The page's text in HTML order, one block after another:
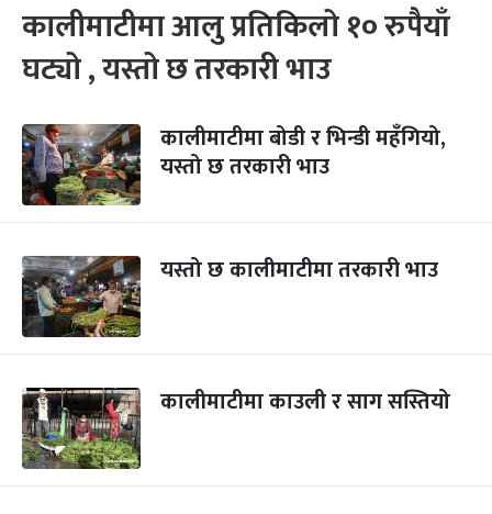
कालीमाटीमा आलु प्रतिकिलो १० रुपैयाँ
घट्यो , यस्तो छ तरकारी भाउ
कालीमाटीमा बोडी र भिन्डी महँगियो,
यस्तो छ तरकारी भाउ
यस्तो छ कालीमाटीमा तरकारी भाउ
कालीमाटीमा काउली र साग सस्तियो